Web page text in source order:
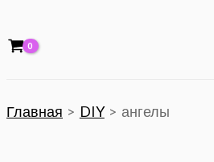
Главная DIY ангелы